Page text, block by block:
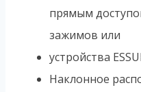
прямым
зажимов или
устройства
Наклонное